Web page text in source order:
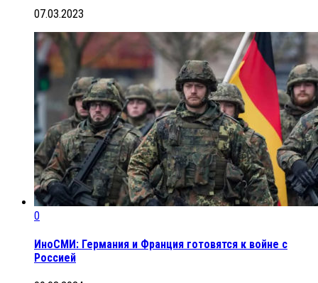
07.03.2023
0
ИноСМИ: Германия и Франция готовятся к войне с
Россией